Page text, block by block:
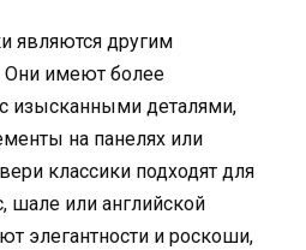
являются другим
имеют более
изысканными деталями,
на панелях или
классики подходят для
шале или английской
элегантности и роскоши,